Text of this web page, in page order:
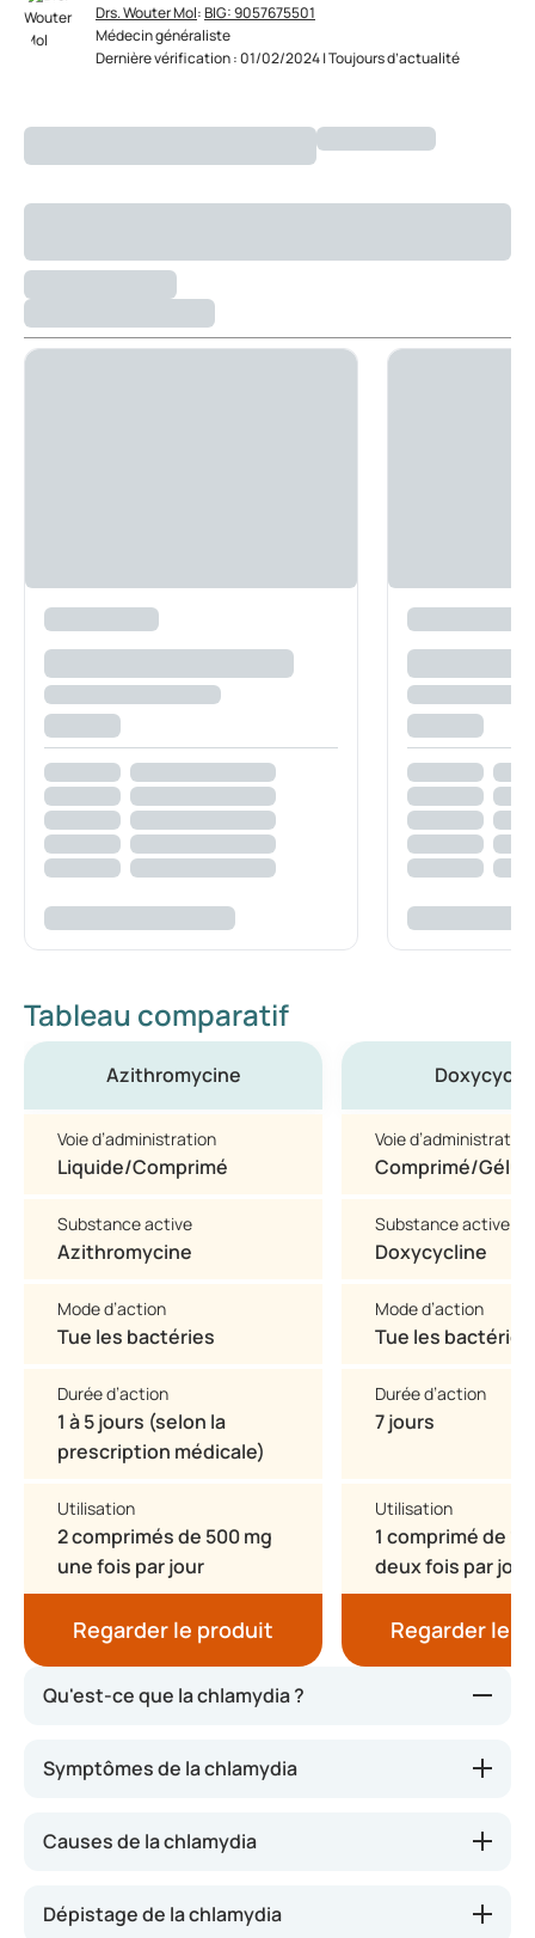
Drs. Wouter Mol:BIG: 9057675501
Médecin généraliste
Dernière vérification : 01/02/2024 | Toujours d’actualité
Tableau comparatif
Azithromycine
Voie d’administration
Liquide/Comprimé
Substance active
Azithromycine
Mode d’action
Tue les bactéries
Durée d’action
1 à 5 jours (selon la
prescription médicale)
Utilisation
2 comprimés de 500 mg
une fois par jour
Regarder le produit
Voie d’administration
Comprimé/
Substance active
Doxycycline
Mode d’action
Tue les bactéries
Durée d’action
7 jours
Utilisation
1 comprimé de
deux fois par jour
Regarder le
Qu'est-ce que la chlamydia ?
La chlamydia est l'une des IST les plus répandues.
Cette affection est causée par la bactérie
entraîne des infections des muqueuses du vagin,
gorge.
Symptômes de la chlamydia
Causes de la chlamydia
Dépistage de la chlamydia